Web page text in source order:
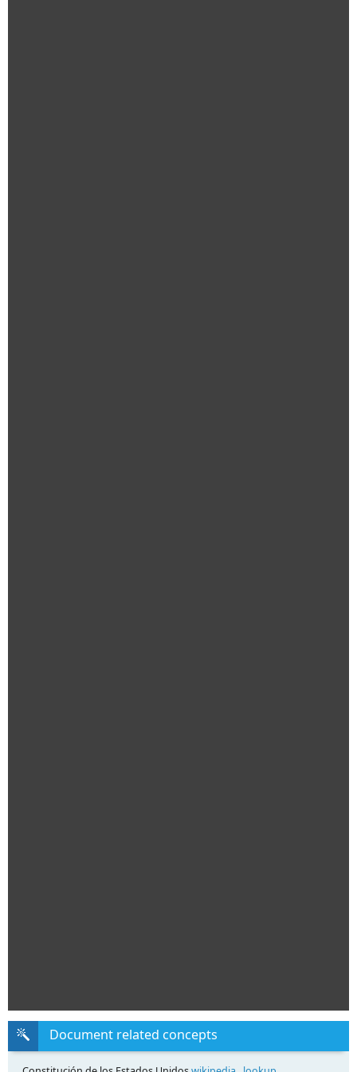
Document related concepts